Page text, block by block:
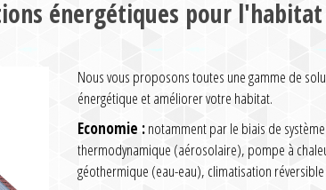
énergétiques pour l'habitat
Nous vous proposons toutes une gamme de
énergétique et améliorer votre habitat.
Economie :notamment par le biais de
thermodynamique (aérosolaire), pompe à
géothermique (eau-eau), climatisation